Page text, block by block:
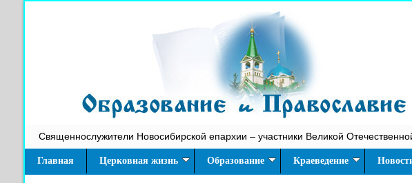
Священнослужители Новосибирской епархии – участники Великой
Главная Церковная жизнь Образование Краеведение